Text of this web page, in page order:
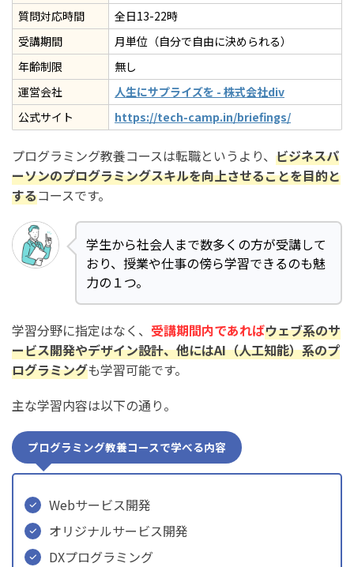
質問対応時間
全日13-22時
受講期間
月単位（自分で自由に決められる）
年齢制限
無し
運営会社
人生にサプライズを - 株式会社div
公式サイト
https://tech-camp.in/briefings/
プログラミング教養コースは転職というより、 ビジネスパ
ーソンのプログラミングスキルを向上させることを目的と
するコースです。
学生から社会人まで数多くの方が受講して
おり、授業や仕事の傍ら学習できるのも魅
力の１つ。
学習分野に指定はなく、 受講期間内であればウェブ系のサ
ービス開発やデザイン設計、他にはAI（人工知能）系のプ
ログラミングも学習可能です。
主な学習内容は以下の通り。
プログラミング教養コースで学べる内容
Webサービス開発
オリジナルサービス開発
DXプログラミング